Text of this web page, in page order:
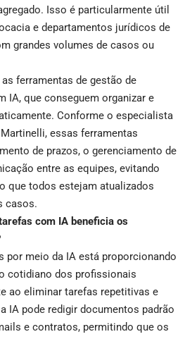
Isso é particularmente útil
e departamentos jurídicos de
grandes volumes de casos ou
ferramentas de gestão de
IA, que conseguem organizar e
Conforme o especialista
essas ferramentas
de prazos, o gerenciamento de
entre as equipes, evitando
que todos estejam atualizados
casos.
com IA beneficia os
por meio da IA está proporcionando
cotidiano dos profissionais
ao eliminar tarefas repetitivas e
IA pode redigir documentos padrão
e contratos, permitindo que os